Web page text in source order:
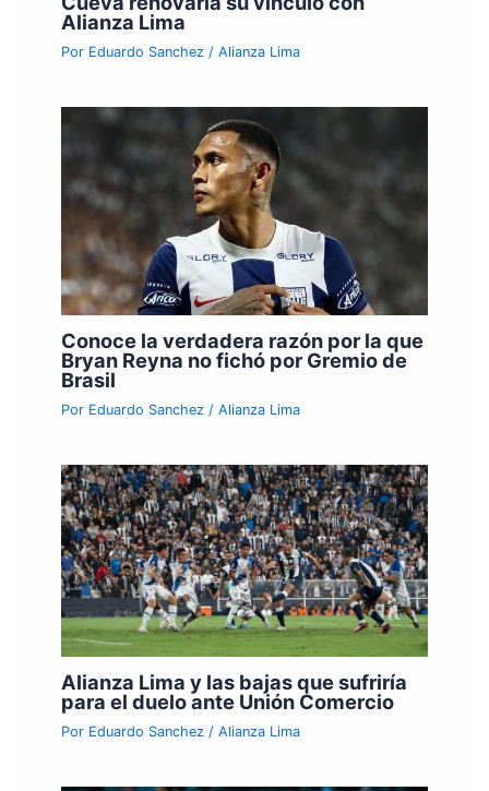
Alianza Lima
Por Eduardo Sanchez/Alianza Lima
Conoce la verdadera razón por la que
Bryan Reyna no fichó por Gremio de
Brasil
Por Eduardo Sanchez/Alianza Lima
Alianza Lima y las bajas que sufriría
para el duelo ante Unión Comercio
Por Eduardo Sanchez/Alianza Lima